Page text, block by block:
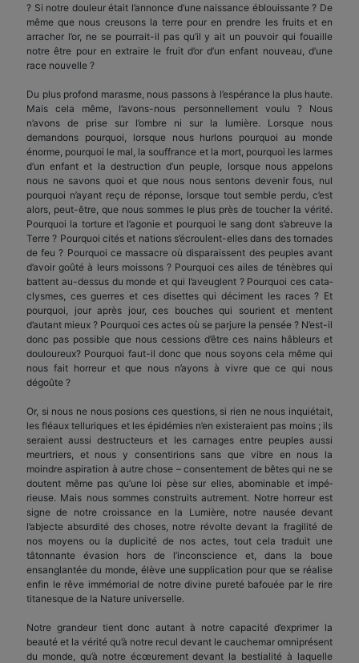
? Si notre douleur était l’annonce d’une naissance éblouissante ? De
même que nous creusons la terre pour en prendre les fruits et en
arracher l’or, ne se pourrait-il pas qu’il y ait un pouvoir qui fouaille
notre être pour en extraire le fruit d’or d’un enfant nouveau, d’une
race nouvelle ?
Du plus profond marasme, nous passons à l’es­pérance la plus haute.
Mais cela même, l’avons-nous personnellement voulu ? Nous
n’avons de prise sur l’ombre ni sur la lumière. Lorsque nous
demandons pourquoi, lorsque nous hurlons pourquoi au monde
énorme, pourquoi le mal, la souffrance et la mort, pourquoi les larmes
d’un enfant et la destruction d’un peuple, lorsque nous appelons
nous ne savons quoi et que nous nous sentons devenir fous, nul
pourquoi n’ayant reçu de réponse, lorsque tout semble perdu, c’est
alors, peut-être, que nous sommes le plus près de toucher la vérité.
Pourquoi la torture et l’agonie et pourquoi le sang dont s’abreuve la
Terre ? Pour­quoi cités et nations s’écroulent-elles dans des tor­nades
de feu ? Pourquoi ce massacre où disparaissent des peuples avant
d’avoir goûté à leurs moissons ? Pourquoi ces ailes de ténèbres qui
battent au-dessus du monde et qui l’aveuglent ? Pourquoi ces cata­
clysmes, ces guerres et ces disettes qui déciment les races ? Et
pourquoi, jour après jour, ces bouches qui sourient et mentent
d’autant mieux ? Pourquoi ces actes où se parjure la pensée ? N’est-il
donc pas possible que nous cessions d’être ces nains hâbleurs et
douloureux? Pourquoi faut-il donc que nous soyons cela même qui
nous fait horreur et que nous n’ayons à vivre que ce qui nous
dégoûte ?
Or, si nous ne nous posions ces questions, si rien ne nous inquiétait,
les fléaux telluriques et les épidémies n’en existeraient pas moins ; ils
seraient aussi destructeurs et les carnages entre peuples aussi
meurtriers, et nous y consentirions sans que vibre en nous la
moindre aspiration à autre chose – con­sentement de bêtes qui ne se
doutent même pas qu’une loi pèse sur elles, abominable et impé­
rieuse. Mais nous sommes construits autrement. Notre horreur est
signe de notre croissance en la Lumière, notre nausée devant
l’abjecte absurdité des choses, notre révolte devant la fragilité de
nos moyens ou la duplicité de nos actes, tout cela tra­duit une
tâtonnante évasion hors de l’inconscience et, dans la boue
ensanglantée du monde, élève une supplication pour que se réalise
enfin le rêve im­mémorial de notre divine pureté bafouée par le rire
titanesque de la Nature universelle.
Notre grandeur tient donc autant à notre capacité d’exprimer la
beauté et la vérité qu’à notre recul devant le cauchemar omniprésent
du monde, qu’à notre écœurement devant la bestialité à laquelle